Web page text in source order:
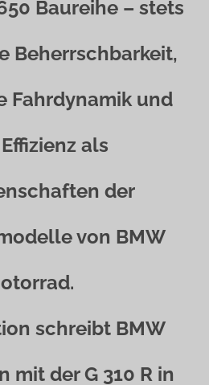
Baureihe – stets
Beherrschbarkeit,
Fahrdynamik und
als
der
von BMW
schreibt BMW
mit der G 310 R in